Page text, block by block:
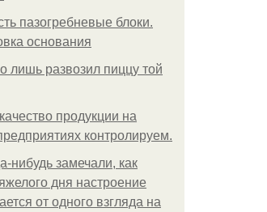
пазогребневые блоки.
основания
лишь развозил пиццу той
продукции на
контролируем.
нибудь замечали, как
дня настроение
от одного взгляда на